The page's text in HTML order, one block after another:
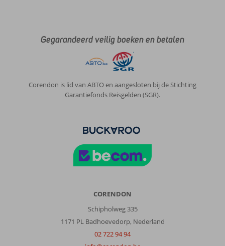
Gegarandeerd veilig boeken en betalen
Corendon is lid van ABTO en aangesloten bij de Stichting
Garantiefonds Reisgelden (SGR).
CORENDON
Schipholweg 335
1171 PL Badhoevedorp, Nederland
02 722 94 94